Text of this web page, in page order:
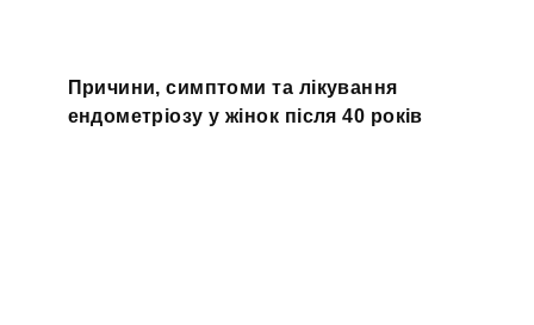
Причини, симптоми та лікування
ендометріозу у жінок після 40 років